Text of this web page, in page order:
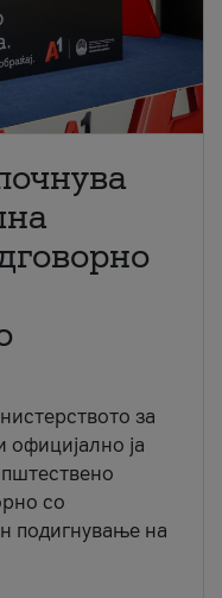
за
официјално ја
со
подигнување на